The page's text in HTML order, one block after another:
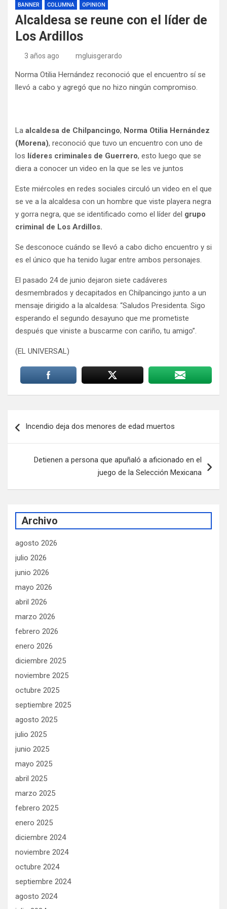
BANNER COLUMNA OPINION
Alcaldesa se reune con el líder de
Los Ardillos
3 años ago mgluisgerardo
Norma Otilia Hernández reconoció que el encuentro sí se
llevó a cabo y agregó que no hizo ningún compromiso.
La alcaldesa de Chilpancingo, Norma Otilia Hernández
(Morena), reconoció que tuvo un encuentro con uno de
los líderes criminales de Guerrero, esto luego que se
diera a conocer un video en la que se les ve juntos
Este miércoles en redes sociales circuló un video en el que
se ve a la alcaldesa con un hombre que viste playera negra
y gorra negra, que se identificado como el líder del grupo
criminal de Los Ardillos.
Se desconoce cuándo se llevó a cabo dicho encuentro y si
es el único que ha tenido lugar entre ambos personajes.
El pasado 24 de junio dejaron siete cadáveres
desmembrados y decapitados en Chilpancingo junto a un
mensaje dirigido a la alcaldesa: “Saludos Presidenta. Sigo
esperando el segundo desayuno que me prometiste
después que viniste a buscarme con cariño, tu amigo”.
(EL UNIVERSAL)
de
Incendio deja dos menores de edad muertos
Detienen a persona que apuñaló a aficionado en el
juego de la Selección Mexicana
Archivo
agosto 2026
julio 2026
junio 2026
mayo 2026
abril 2026
marzo 2026
febrero 2026
enero 2026
diciembre 2025
noviembre 2025
octubre 2025
septiembre 2025
agosto 2025
julio 2025
junio 2025
mayo 2025
abril 2025
marzo 2025
febrero 2025
enero 2025
diciembre 2024
noviembre 2024
octubre 2024
septiembre 2024
agosto 2024